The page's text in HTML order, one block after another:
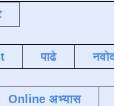
पाढे
Online अभ्यास